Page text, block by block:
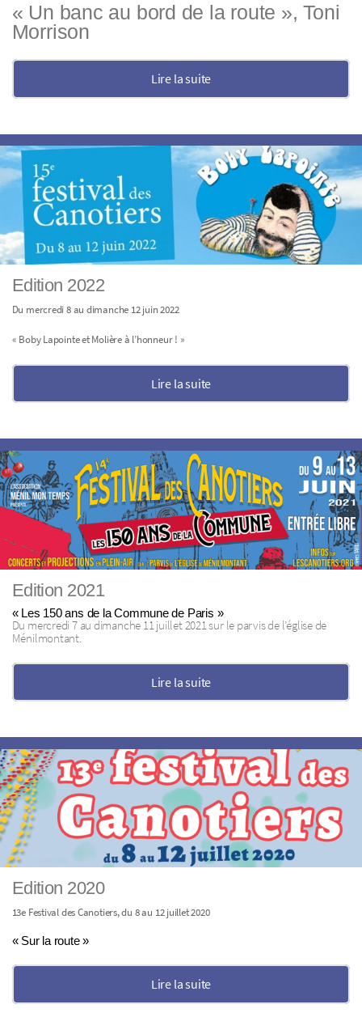
« Un banc au bord de la route », Toni
Morrison
Lire la suite
Edition 2022
Du mercredi 8 au dimanche 12 juin 2022
« Boby Lapointe et Molière à l’honneur ! »
Lire la suite
Edition 2021
« Les 150 ans de la Commune de Paris »
Du mercredi 7 au dimanche 11 juillet 2021 sur le parvis de l’église de
Ménilmontant.
Lire la suite
Edition 2020
13e Festival des Canotiers, du 8 au 12 juillet 2020
« Sur la route »
Lire la suite